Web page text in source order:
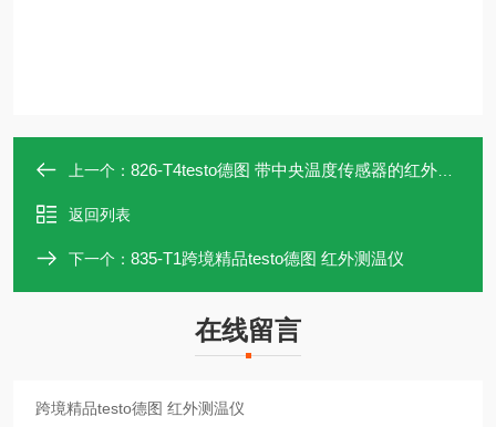
上一个： 826-T4testo德图 带中央温度传感器的红外测温仪
返回列表
下一个： 835-T1跨境精品testo德图 红外测温仪
在线留言